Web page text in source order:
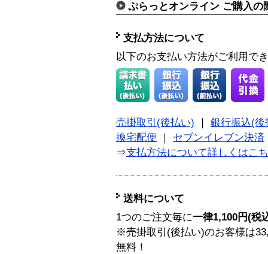
ぷらっとオンライン ご購入の
支払方法について
以下のお支払い方法がご利用で
売掛取引(後払い)
銀行振込(後
換宅配便
セブンイレブン決済
⇒支払方法について詳しくはこ
送料について
1つのご注文毎に一律1,100円(税
※売掛取引(後払い)のお客様は
無料！